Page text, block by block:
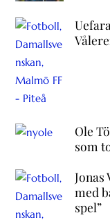
Ole
som
Jonas
med
spel”